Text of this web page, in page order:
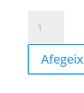
Revista
Món